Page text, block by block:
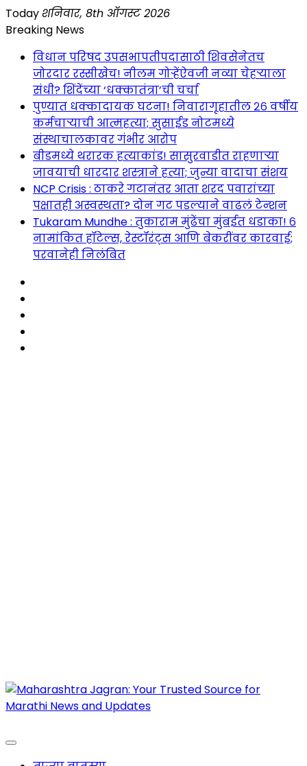
Skip
to
Today शनिवार, 8th ऑगस्ट 2026
Breaking News
विधान परिषद उपसभापतीपदासाठी शिवसेनेतच
जोरदार रस्सीखेच! नीलम गोऱ्हेंऐवजी नव्या चेहऱ्याला
संधी? शिंदेंच्या ‘धक्कातंत्रा’ची चर्चा
पुण्यात धक्कादायक घटना! निवारागृहातील २६ वर्षीय
कर्मचाऱ्याची आत्महत्या; सुसाईड नोटमध्ये
संस्थाचालकावर गंभीर आरोप
बीडमध्ये थरारक हत्याकांड! सासुरवाडीत राहणाऱ्या
जावयाची धारदार शस्त्राने हत्या; जुन्या वादाचा संशय
NCP Crisis : ठाकरे गटानंतर आता शरद पवारांच्या
पक्षातही अस्वस्थता? दोन गट पडल्याने वाढलं टेन्शन
Tukaram Mundhe : तुकाराम मुंढेंचा मुंबईत धडाका! ६
नामांकित हॉटेल्स, रेस्टॉरंट्स आणि बेकरींवर कारवाई;
परवानेही निलंबित
Maharashtra Jagran : Your Trusted Companion